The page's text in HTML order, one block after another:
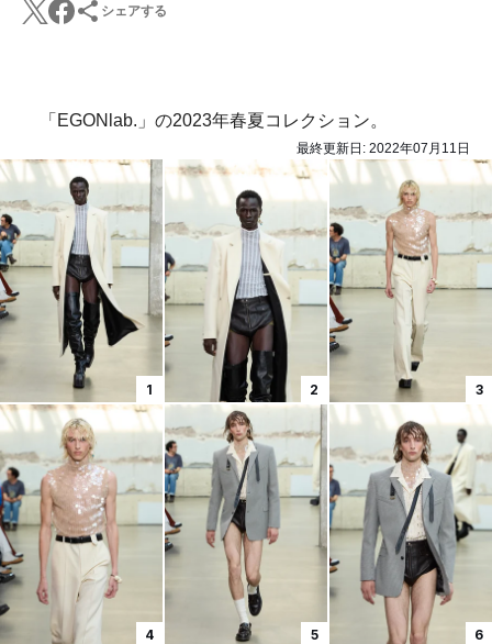
シェアする
「EGONlab.」の2023年春夏コレクション。
最終更新日: 2022年07月11日
1 2 3
4 5 6